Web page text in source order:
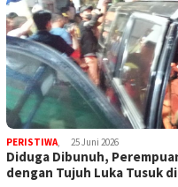
PERISTIWA 25 Juni 2026
Diduga Dibunuh,
dengan Tujuh Luka Tusuk